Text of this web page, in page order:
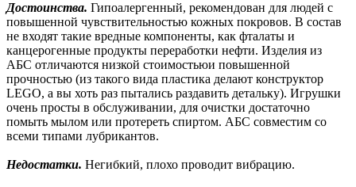
Достоинства. Гипоалергенный, рекомендован для людей с
повышенной чувствительностью кожных покровов. В состав
не входят такие вредные компоненты, как фталаты и
канцерогенные продукты переработки нефти. Изделия из
АБС отличаются низкой стоимостьюи повышенной
прочностью (из такого вида пластика делают конструктор
LEGO, а вы хоть раз пытались раздавить детальку). Игрушки
очень просты в обслуживании, для очистки достаточно
помыть мылом или протереть спиртом. АБС совместим со
всеми типами лубрикантов.
Недостатки. Негибкий, плохо проводит вибрацию.